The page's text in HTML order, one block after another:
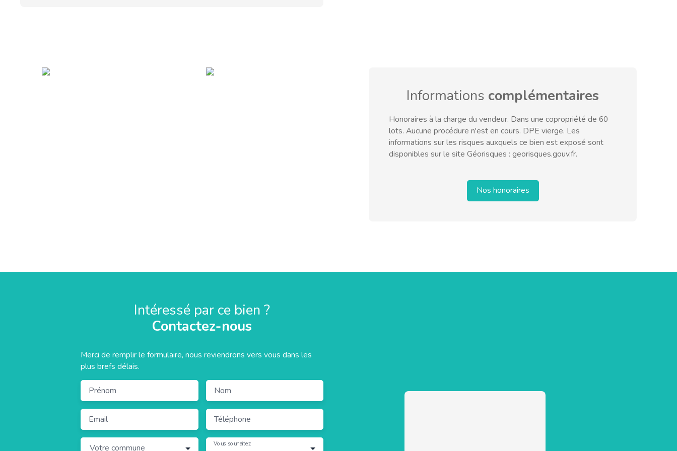
Informations complémentaires
Honoraires à la charge du vendeur. Dans une copropriété de 60
lots. Aucune procédure n'est en cours. DPE vierge. Les
informations sur les risques auxquels ce bien est exposé sont
disponibles sur le site Géorisques : georisques.gouv.fr.
Nos honoraires
Intéressé par ce bien ?
Contactez-nous
Merci de remplir le formulaire, nous reviendrons vers vous dans les
plus brefs délais.
Prénom Nom
Email Téléphone
Votre commune Vous souhaitez